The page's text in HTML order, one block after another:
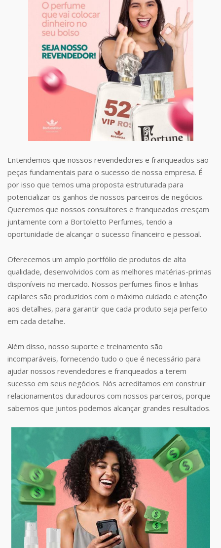
Entendemos que nossos revendedores e franqueados são
peças fundamentais para o sucesso de nossa empresa. É
por isso que temos uma proposta estruturada para
potencializar os ganhos de nossos parceiros de negócios.
Queremos que nossos consultores e franqueados cresçam
juntamente com a Bortoletto Perfumes, tendo a
oportunidade de alcançar o sucesso financeiro e pessoal.
Oferecemos um amplo portfólio de produtos de alta
qualidade, desenvolvidos com as melhores matérias-primas
disponíveis no mercado. Nossos perfumes finos e linhas
capilares são produzidos com o máximo cuidado e atenção
aos detalhes, para garantir que cada produto seja perfeito
em cada detalhe.
Além disso, nosso suporte e treinamento são
incomparáveis, fornecendo tudo o que é necessário para
ajudar nossos revendedores e franqueados a terem
sucesso em seus negócios. Nós acreditamos em construir
relacionamentos duradouros com nossos parceiros, porque
sabemos que juntos podemos alcançar grandes resultados.